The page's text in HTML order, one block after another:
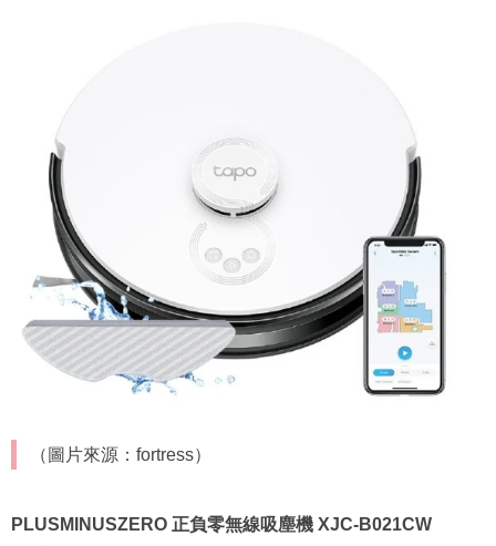
（圖片來源：fortress）
PLUSMINUSZERO 正負零無線吸塵機 XJC-B021CW